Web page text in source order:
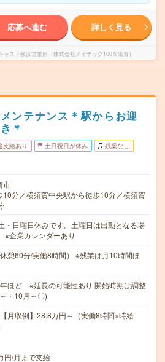
応募へ進む 詳しく見る
ャスト横浜営業所（株式会社メイテック100％出資）
ンテナンス＊駅からお迎
＊
支給あり 土日祝日が休み 残業なし
市
10分／横須賀中央駅から徒歩10分／横須賀
・日曜日休みです。土曜日は出勤となる場
※企業カレンダーあり
憩60分/実働8時間） ※残業は月10時間ほ
ほど ※延長の可能性あり 開始時期は調整
・10月～〇)
月収例】28.8万円～（実働8時間×時給
円/月まで支給